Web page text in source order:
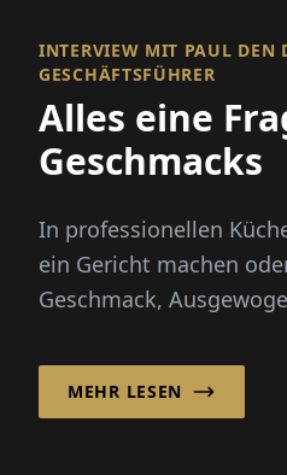
INTERVIEW MIT PAUL DEN
GESCHÄFTSFÜHRER
Alles eine
Geschmacks
In professionellen
ein Gericht machen
Geschmack,
Grund auf erfordert
MEHR LESEN